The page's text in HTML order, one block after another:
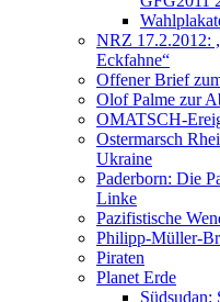
NRZ 17.2.2012:
Eckfahne“
Offener Brief
Olof Palme zur
OMATSCH-
Ostermarsch
Ukraine
Paderborn: Die
Linke
Pazifistische
Philipp-Müller-
Piraten
Planet Erde
Südsudan: